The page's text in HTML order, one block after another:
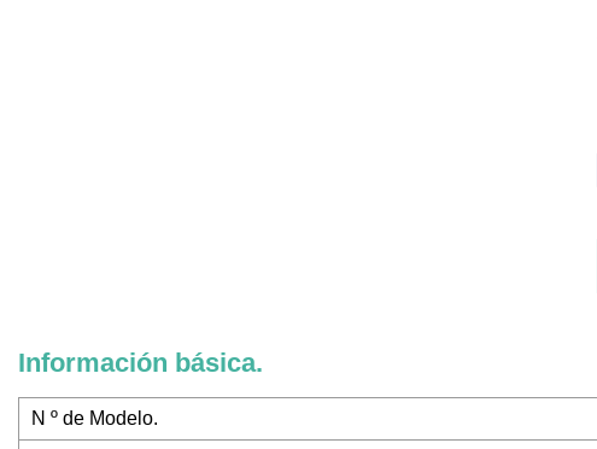
Información básica.
N º de Modelo.